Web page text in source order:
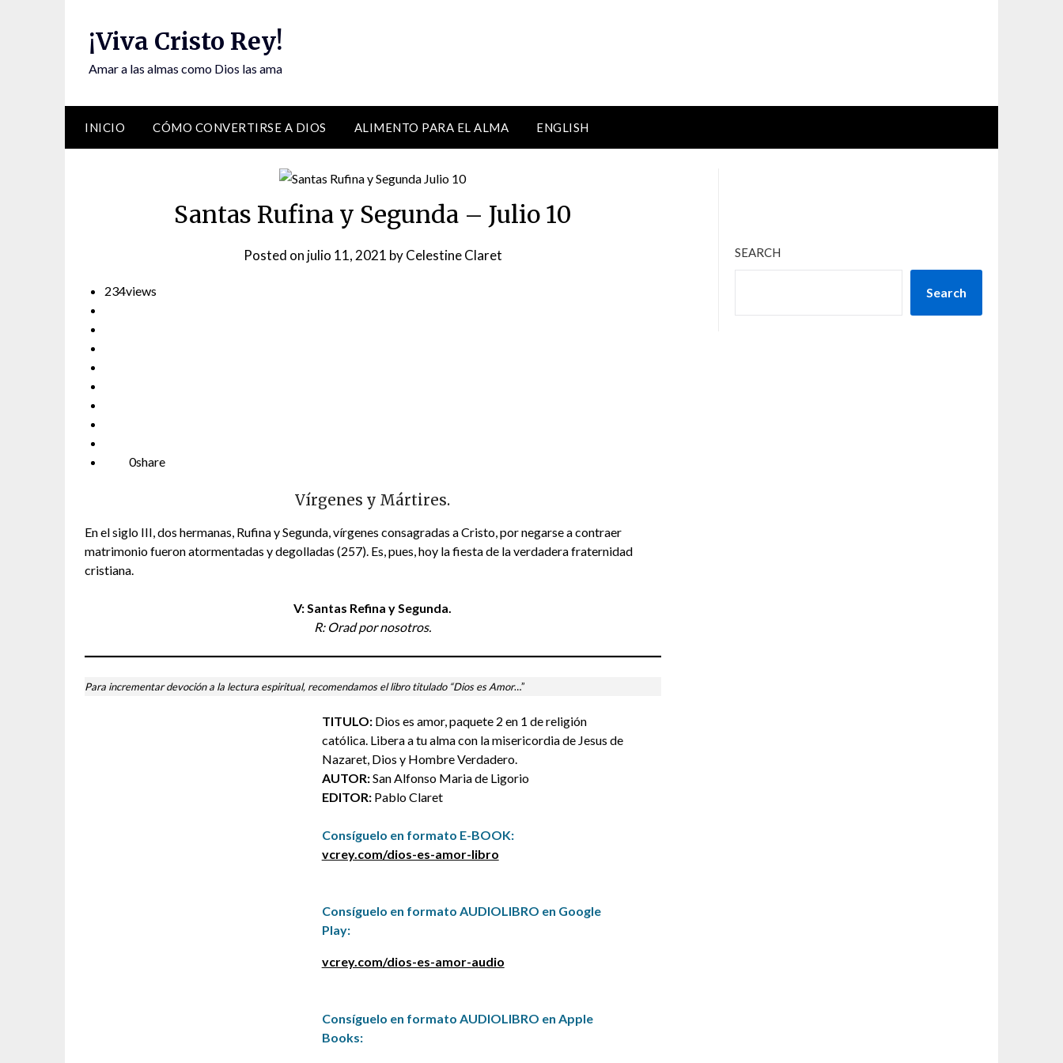
¡Viva Cristo Rey!
Amar a las almas como Dios las ama
INICIO CÓMO CONVERTIRSE A DIOS ALIMENTO PARA EL ALMA ENGLISH
Santas Rufina y Segunda – Julio 10
Posted on julio 11, 2021 byCelestine Claret
234views
0share
Vírgenes y Mártires.
En el siglo III, dos hermanas, Rufina y Segunda, vírgenes consagradas a Cristo, por negarse a contraer
matrimonio fueron atormentadas y degolladas (257). Es, pues, hoy la fiesta de la verdadera fraternidad
cristiana.
V: Santas Refina y Segunda.
R: Orad por nosotros.
Para incrementar devoción a la lectura espiritual, recomendamos el libro titulado “Dios es Amor…”
TITULO:Dios es amor, paquete 2 en 1 de religión
católica. Libera a tu alma con la misericordia de Jesus de
Nazaret, Dios y Hombre Verdadero.
AUTOR:San Alfonso Maria de Ligorio
EDITOR:Pablo Claret
Consíguelo en formato E-BOOK:
vcrey.com/dios-es-amor-libro
Consíguelo en formato AUDIOLIBRO en Google
Play:
vcrey.com/dios-es-amor-audio
Consíguelo en formato AUDIOLIBRO en Apple
Books:
SEARCH
Search